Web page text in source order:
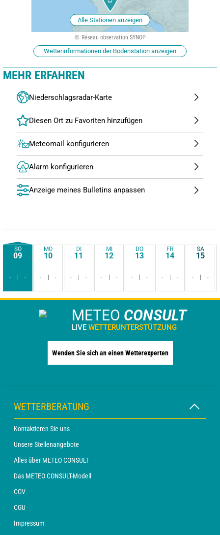
Alle Stationen anzeigen
Réseau observation SYNOP
Wetterinformationen der Bodenstation anzeigen
MEHR ERFAHREN
Niederschlagsradar-Karte
Meteomail konfigurieren
Alarm konfigurieren
Anzeige meines Bulletins anpassen
SO
09
- -
MO
10
- -
DI
11
- -
MI
12
- -
DO
13
- -
FR
14
- -
SA
15
- -
METEO CONSULT
LIVE WETTERUNTERSTÜTZUNG
Wenden Sie sich an einen Wetterexperten
WETTERBERATUNG
Kontaktieren Sie uns
Unsere Stellenangebote
Alles über METEO CONSULT
Das METEO CONSULT-Modell
CGV
CGU
Impressum